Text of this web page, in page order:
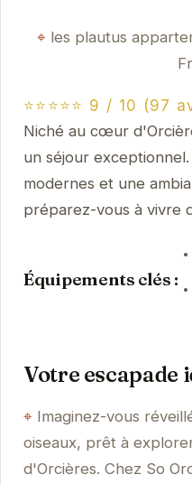
les plautus
⭐⭐⭐⭐⭐ 9 / 10 (97
Niché au cœur
un séjour
modernes et une
préparez-vous à vivre
Équipements clés :
Votre escapade
Imaginez-vous
oiseaux, prêt à
d'Orcières. Chez So